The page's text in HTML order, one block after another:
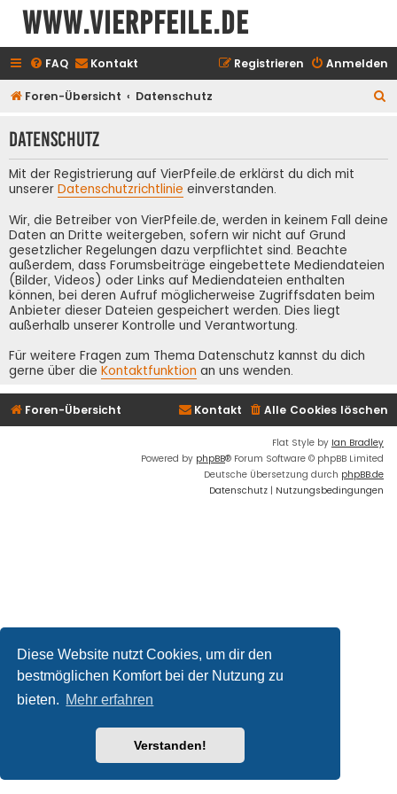
Diese Website nutzt Cookies, um dir den
bestmöglichen Komfort bei der Nutzung zu
bieten. Mehr erfahren
Verstanden!
www.vierpfeile.de
FAQ Kontakt Anmelden
Registrieren
Foren-Übersicht Datenschutz
h
Datenschutz
Mit der Registrierung auf VierPfeile.de erklärst du dich mit
unserer Datenschutzrichtlinie einverstanden.
Wir, die Betreiber von VierPfeile.de, werden in keinem Fall deine
Daten an Dritte weitergeben, sofern wir nicht auf Grund
gesetzlicher Regelungen dazu verpflichtet sind. Beachte
außerdem, dass Forumsbeiträge eingebettete Mediendateien
(Bilder, Videos) oder Links auf Mediendateien enthalten
können, bei deren Aufruf möglicherweise Zugriffsdaten beim
Anbieter dieser Dateien gespeichert werden. Dies liegt
außerhalb unserer Kontrolle und Verantwortung.
Für weitere Fragen zum Thema Datenschutz kannst du dich
gerne über die Kontaktfunktion an uns wenden.
Foren-Übersicht Alle Cookies löschen
Kontakt
Flat Style by Ian Bradley
Powered by phpBB® Forum Software © phpBB Limited
Deutsche Übersetzung durch phpBB.de
Datenschutz | Nutzungsbedingungen